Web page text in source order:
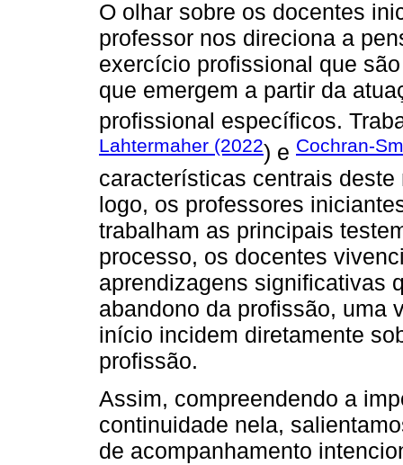
O olhar sobre os docentes
professor nos direciona a
exercício profissional que
que emergem a partir da
profissional específicos.
Lahtermaher (2022) e Cochran-
características centrais
logo, os professores
trabalham as principais
processo, os docentes
aprendizagens significativas
abandono da profissão, uma
início incidem diretamente
profissão.
Assim, compreendendo a
continuidade nela,
de acompanhamento